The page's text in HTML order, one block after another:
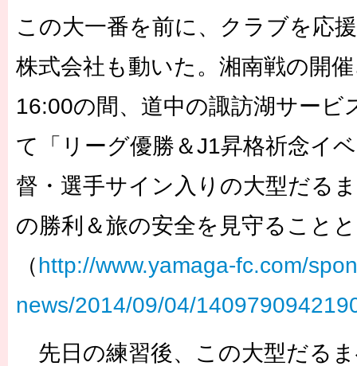
この大一番を前に、クラブを応
株式会社も動いた。湘南戦の開
16:00の間、道中の諏訪湖サービ
て「リーグ優勝＆J1昇格祈念イ
督・選手サイン入りの大型だる
の勝利＆旅の安全を見守ること
（http://www.yamaga-fc.com/
news/2014/09/04/
先日の練習後、この大型だる